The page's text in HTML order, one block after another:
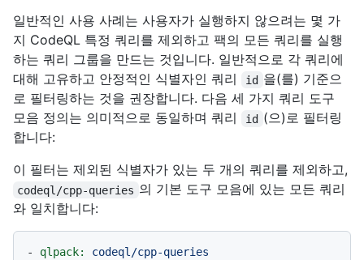
일반적인 사용 사례는 사용자가 실행하지 않으려는 몇 가
지 CodeQL 특정 쿼리를 제외하고 팩의 모든 쿼리를 실행
하는 쿼리 그룹을 만드는 것입니다. 일반적으로 각 쿼리에
대해 고유하고 안정적인 식별자인 쿼리
id 을(를) 기준으
로 필터링하는 것을 권장합니다. 다음 세 가지 쿼리 도구
모음 정의는 의미적으로 동일하며 쿼리
id (으)로 필터링
합니다:
이 필터는 제외된 식별자가 있는 두 개의 쿼리를 제외하고,
codeql/cpp-queries 의 기본 도구 모음에 있는 모든 쿼리
와 일치합니다:
- qlpack:
codeql/cpp-queries